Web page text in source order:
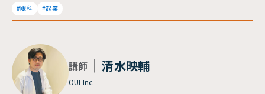
#眼科 #起業
講師 清水映輔
OUI Inc.